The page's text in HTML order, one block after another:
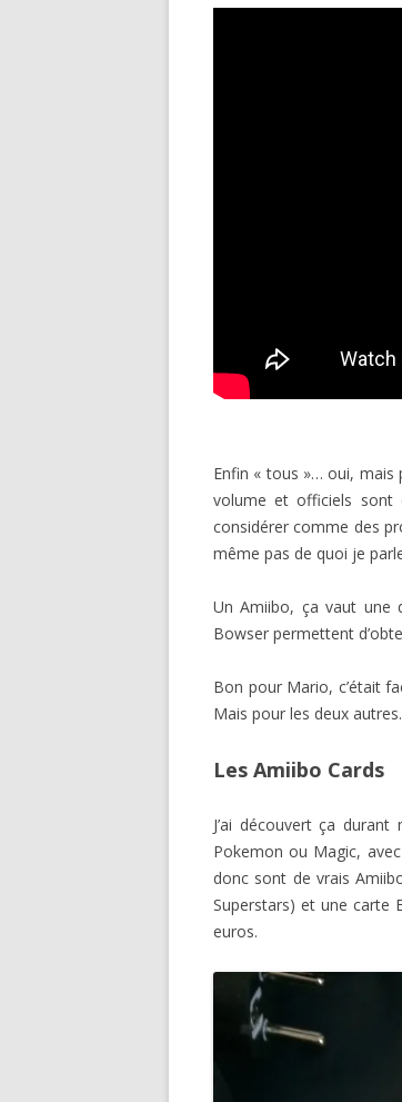
Enfin « tous »… oui, mais
volume et officiels sont
considérer comme des
même pas de quoi je
Un Amiibo, ça vaut une
Bowser permettent
Bon pour Mario, c’était
Mais pour les deux
Les Amiibo Cards
J’ai découvert ça
Pokemon ou Magic,
donc sont de vrais
Superstars) et une carte
euros.